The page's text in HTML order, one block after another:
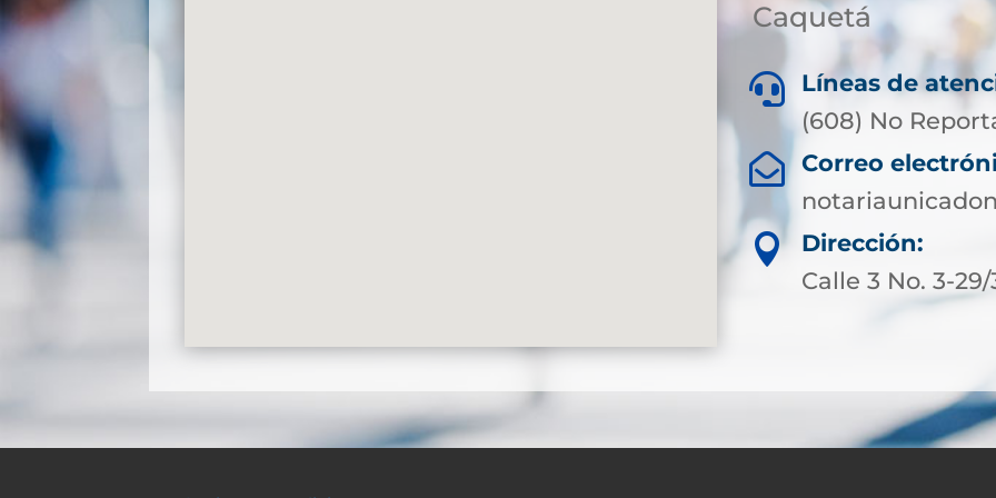
Caquetá

Líneas de
(608) No

Correo

Dirección:
Calle 3 No. 3-29/